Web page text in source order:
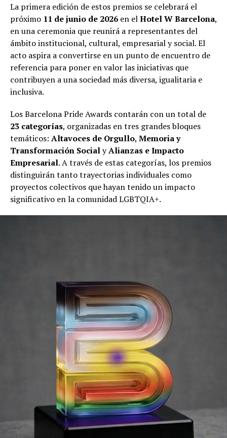
La primera edición de estos premios se celebrará el
próximo 11 de junio de 2026 en elHotel W Barcelona,
en una ceremonia que reunirá a representantes del
ámbito institucional, cultural, empresarial y social. El
acto aspira a convertirse en un punto de encuentro de
referencia para poner en valor las iniciativas que
contribuyen a una sociedad más diversa, igualitaria e
inclusiva.
Los Barcelona Pride Awards contarán con un total de
23 categorías, organizadas en tres grandes bloques
temáticos: Altavoces de Orgullo, Memoria y
Transformación SocialyAlianzas e Impacto
Empresarial. A través de estas categorías, los premios
distinguirán tanto trayectorias individuales como
proyectos colectivos que hayan tenido un impacto
significativo en la comunidad LGBTQIA+.